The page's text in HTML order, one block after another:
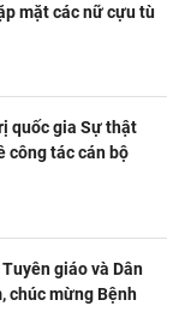
mặt các nữ cựu tù
quốc gia Sự thật
công tác cán bộ
giáo và Dân
chúc mừng Bệnh